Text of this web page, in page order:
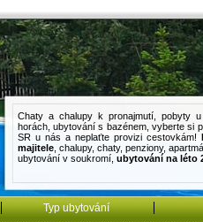
Chaty a chalupy k pronajmutí, pobyty
horách, ubytování s bazénem, vyberte si
SR u nás a neplaťte provizi cestovkám!
majitele, chalupy, chaty, penziony,
ubytování v soukromí, ubytování na léto
Typ ubytování